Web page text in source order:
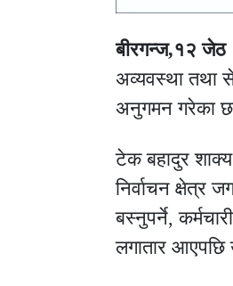
बीरगन्ज,१२ जेठ
अव्यवस्था तथा
अनुगमन गरेका
टेक बहादुर शाक्य
निर्वाचन क्षेत्र
बस्नुपर्ने,
लगातार